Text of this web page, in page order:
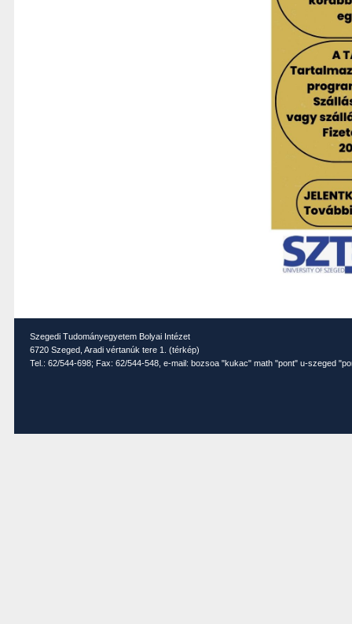
Szegedi Tudományegyetem Bolyai Intézet
6720 Szeged, Aradi vértanúk tere 1. (térkép)
Tel.: 62/544-698; Fax: 62/544-548, e-mail: bozsoa "kukac" math "pont" u-szeged